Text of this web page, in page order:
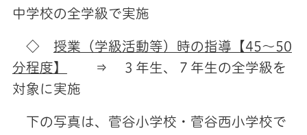
中学校の全学級で実施
◇ 授業（学級活動等）時の指導【45～50
分程度】
⇒ ３年生、７年生の全学級を
対象に実施
下の写真は、菅谷小学校・菅谷西小学校で